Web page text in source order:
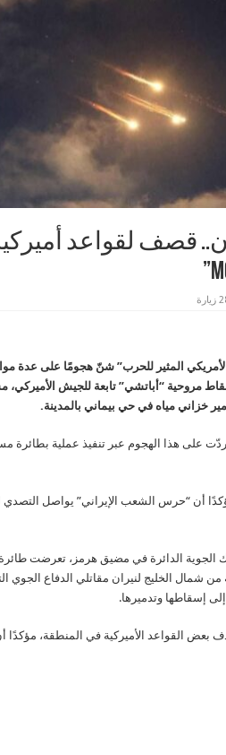
قصف لقواعد
الأمريكي المثير للحرب” شنّ هجومًا على عدة
مروحية “أباتشي” تابعة للجيش الأميركي،
خزاني مياه في حي بيماني بالمدينة.
ردّت على هذا الهجوم عبر تنفيذ عملية
أن “حرس الشعب الإيراني” يواصل التصدي
شمال الخليج لنيران مقاتلي الدفاع الجوي
إسقاطها وتدميرها.
بعض القواعد الأميركية في المنطقة،